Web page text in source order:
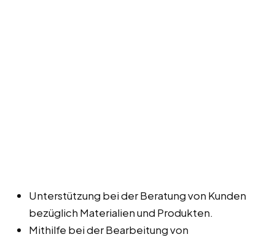
Unterstützung bei der Beratung von Kunden
bezüglich Materialien und Produkten.
Mithilfe bei der Bearbeitung von